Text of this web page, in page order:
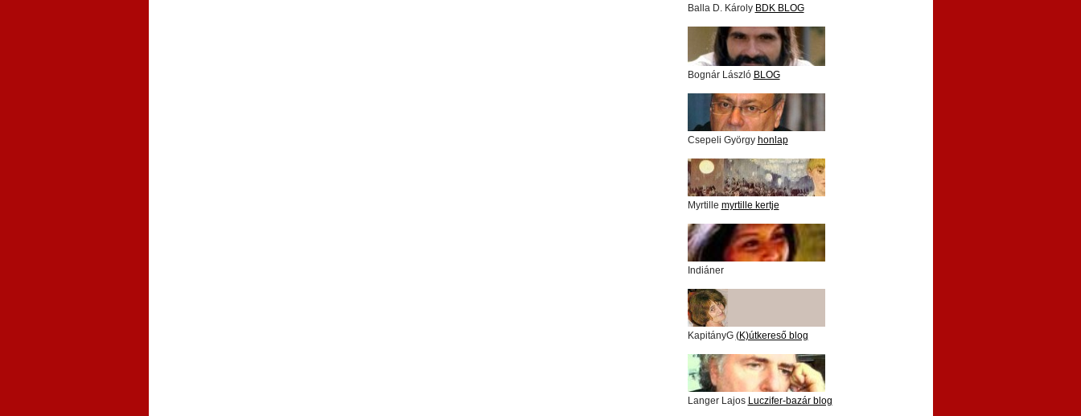
Balla D. Károly BDK BLOG
Bognár László BLOG
Csepeli György honlap
Myrtille myrtille kertje
Indiáner
KapitányG (K)útkereső blog
Langer Lajos Luczifer-bazár blog